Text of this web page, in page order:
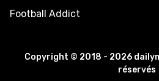
Football Addict
Copyright © 2018 - 2026
réservés